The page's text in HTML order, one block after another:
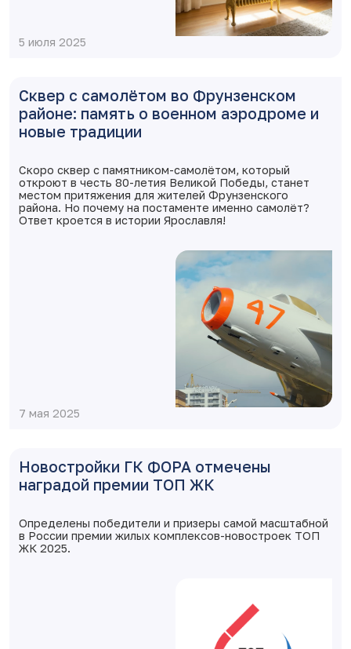
5 июля 2025
Сквер с самолётом во Фрунзенском
районе: память о военном аэродроме и
новые традиции
Скоро сквер с памятником-самолётом, который
откроют в честь 80-летия Великой Победы, станет
местом притяжения для жителей Фрунзенского
района. Но почему на постаменте именно самолёт?
Ответ кроется в истории Ярославля!
7 мая 2025
Новостройки ГК ФОРА отмечены
наградой премии ТОП ЖК
Определены победители и призеры самой масштабной
в России премии жилых комплексов-новостроек ТОП
ЖК 2025.